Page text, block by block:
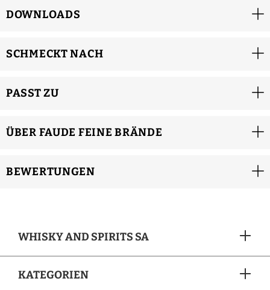
DOWNLOADS
SCHMECKT NACH
PASST ZU
ÜBER FAUDE FEINE BRÄNDE
BEWERTUNGEN
WHISKY AND SPIRITS SA
KATEGORIEN